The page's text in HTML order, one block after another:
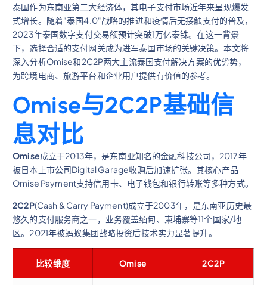
泰国作为东南亚第二大经济体，其电子支付市场近年来呈现爆发
式增长。随着"泰国4.0"战略的推进和疫情后无接触支付的普及，
2023年泰国数字支付交易额预计突破1万亿泰铢。在这一背景
下，选择合适的支付网关成为进军泰国市场的关键决策。本文将
深入分析Omise和2C2P两大主流泰国支付解决方案的优劣势，
为跨境电商、旅游平台和企业用户提供有价值的参考。
Omise与2C2P基础信
息对比
Omise成立于2013年，是东南亚知名的金融科技公司，2017年
被日本上市公司Digital Garage收购后加速扩张。其核心产品
Omise Payment支持信用卡、电子钱包和银行转账等多种方式。
2C2P(Cash & Carry Payment)成立于2003年，是东南亚历史最
悠久的支付服务商之一，业务覆盖缅甸、柬埔寨等11个国家/地
区。2021年被蚂蚁集团战略投资后技术实力显著提升。
比较维度 Omise 2C2P